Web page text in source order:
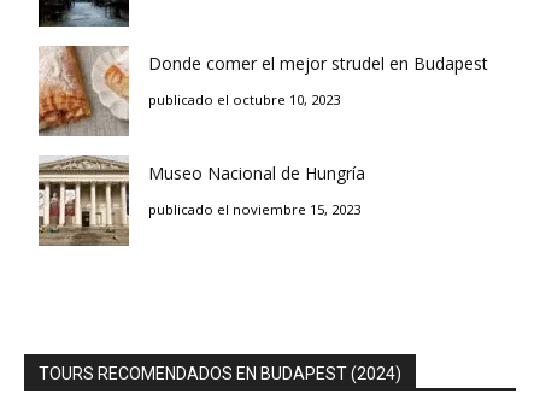
Donde comer el mejor strudel en Budapest
publicado el octubre 10, 2023
Museo Nacional de Hungría
publicado el noviembre 15, 2023
TOURS RECOMENDADOS EN BUDAPEST (2024)